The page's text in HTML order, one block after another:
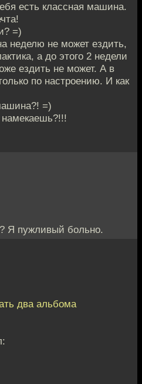
есть классная машина.
=)
неделю не может ездить,
а до этого 2 недели
ездить не может. А в
по настроению. И как
=)
Я пужливый больно.
два альбома